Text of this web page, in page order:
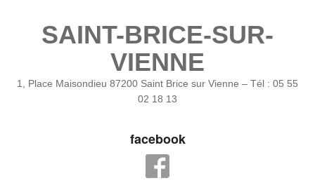
SAINT-BRICE-SUR-
VIENNE
1, Place Maisondieu 87200 Saint Brice sur Vienne – Tél : 05 55
02 18 13
facebook